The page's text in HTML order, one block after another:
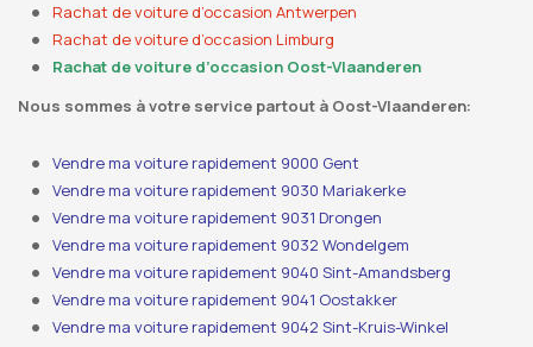
Rachat de voiture d’occasion Antwerpen
Rachat de voiture d’occasion Limburg
Rachat de voiture d’occasion Oost-Vlaanderen
Nous sommes à votre service partout à Oost-Vlaanderen:
Vendre ma voiture rapidement 9000 Gent
Vendre ma voiture rapidement 9030 Mariakerke
Vendre ma voiture rapidement 9031 Drongen
Vendre ma voiture rapidement 9032 Wondelgem
Vendre ma voiture rapidement 9040 Sint-Amandsberg
Vendre ma voiture rapidement 9041 Oostakker
Vendre ma voiture rapidement 9042 Sint-Kruis-Winkel